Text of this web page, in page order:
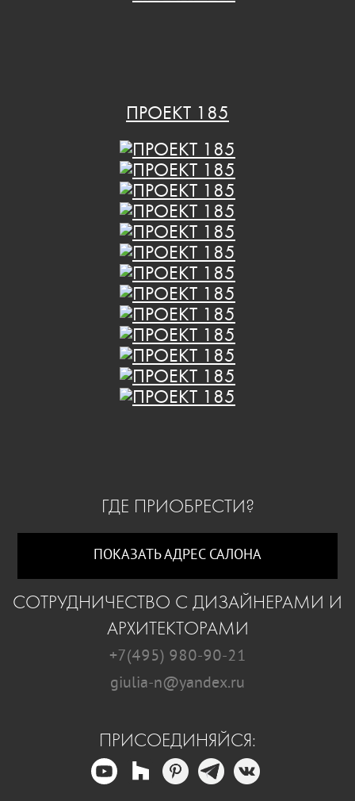
ПРОЕКТ 185
ГДЕ ПРИОБРЕСТИ?
ПОКАЗАТЬ АДРЕС САЛОНА
СОТРУДНИЧЕСТВО С ДИЗАЙНЕРАМИ И
АРХИТЕКТОРАМИ
+7(495) 980-90-21
giulia-n@yandex.ru
ПРИСОЕДИНЯЙСЯ: